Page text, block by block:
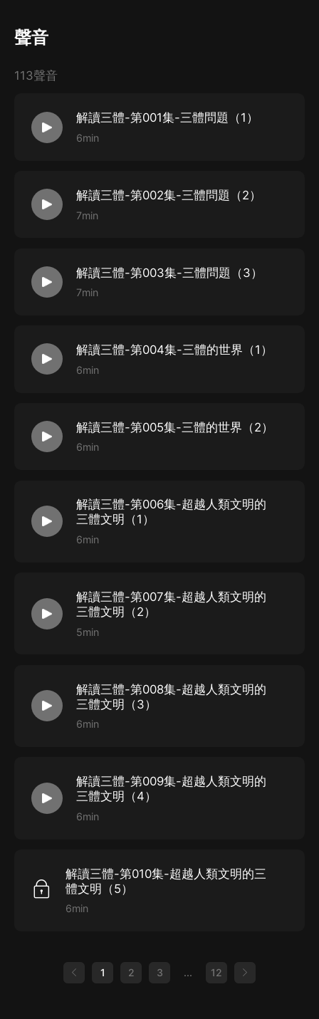
實，各種曾經只存在於我們想象中的事物，正在從幻想的
存所要面臨的新問題，科技雖然帶來了進步，但是也在道
德和社會層面給人類的生存提出了新的問題。
種新奇的科幻元素同時，也和讀者深度探討各類科技可能
而改變的社會和生活。
聲音
113聲音
解讀三體-第001集-三體問題（1）
6min
解讀三體-第002集-三體問題（2）
7min
解讀三體-第003集-三體問題（3）
7min
解讀三體-第004集-三體的世界（1）
6min
解讀三體-第005集-三體的世界（2）
6min
解讀三體-第006集-超越人類文明的
三體文明（1）
6min
解讀三體-第007集-超越人類文明的
三體文明（2）
5min
解讀三體-第008集-超越人類文明的
三體文明（3）
6min
解讀三體-第009集-超越人類文明的
三體文明（4）
6min
解讀三體-第010集-超越人類文明的三
體文明（5）
6min
1 2 3 ... 12